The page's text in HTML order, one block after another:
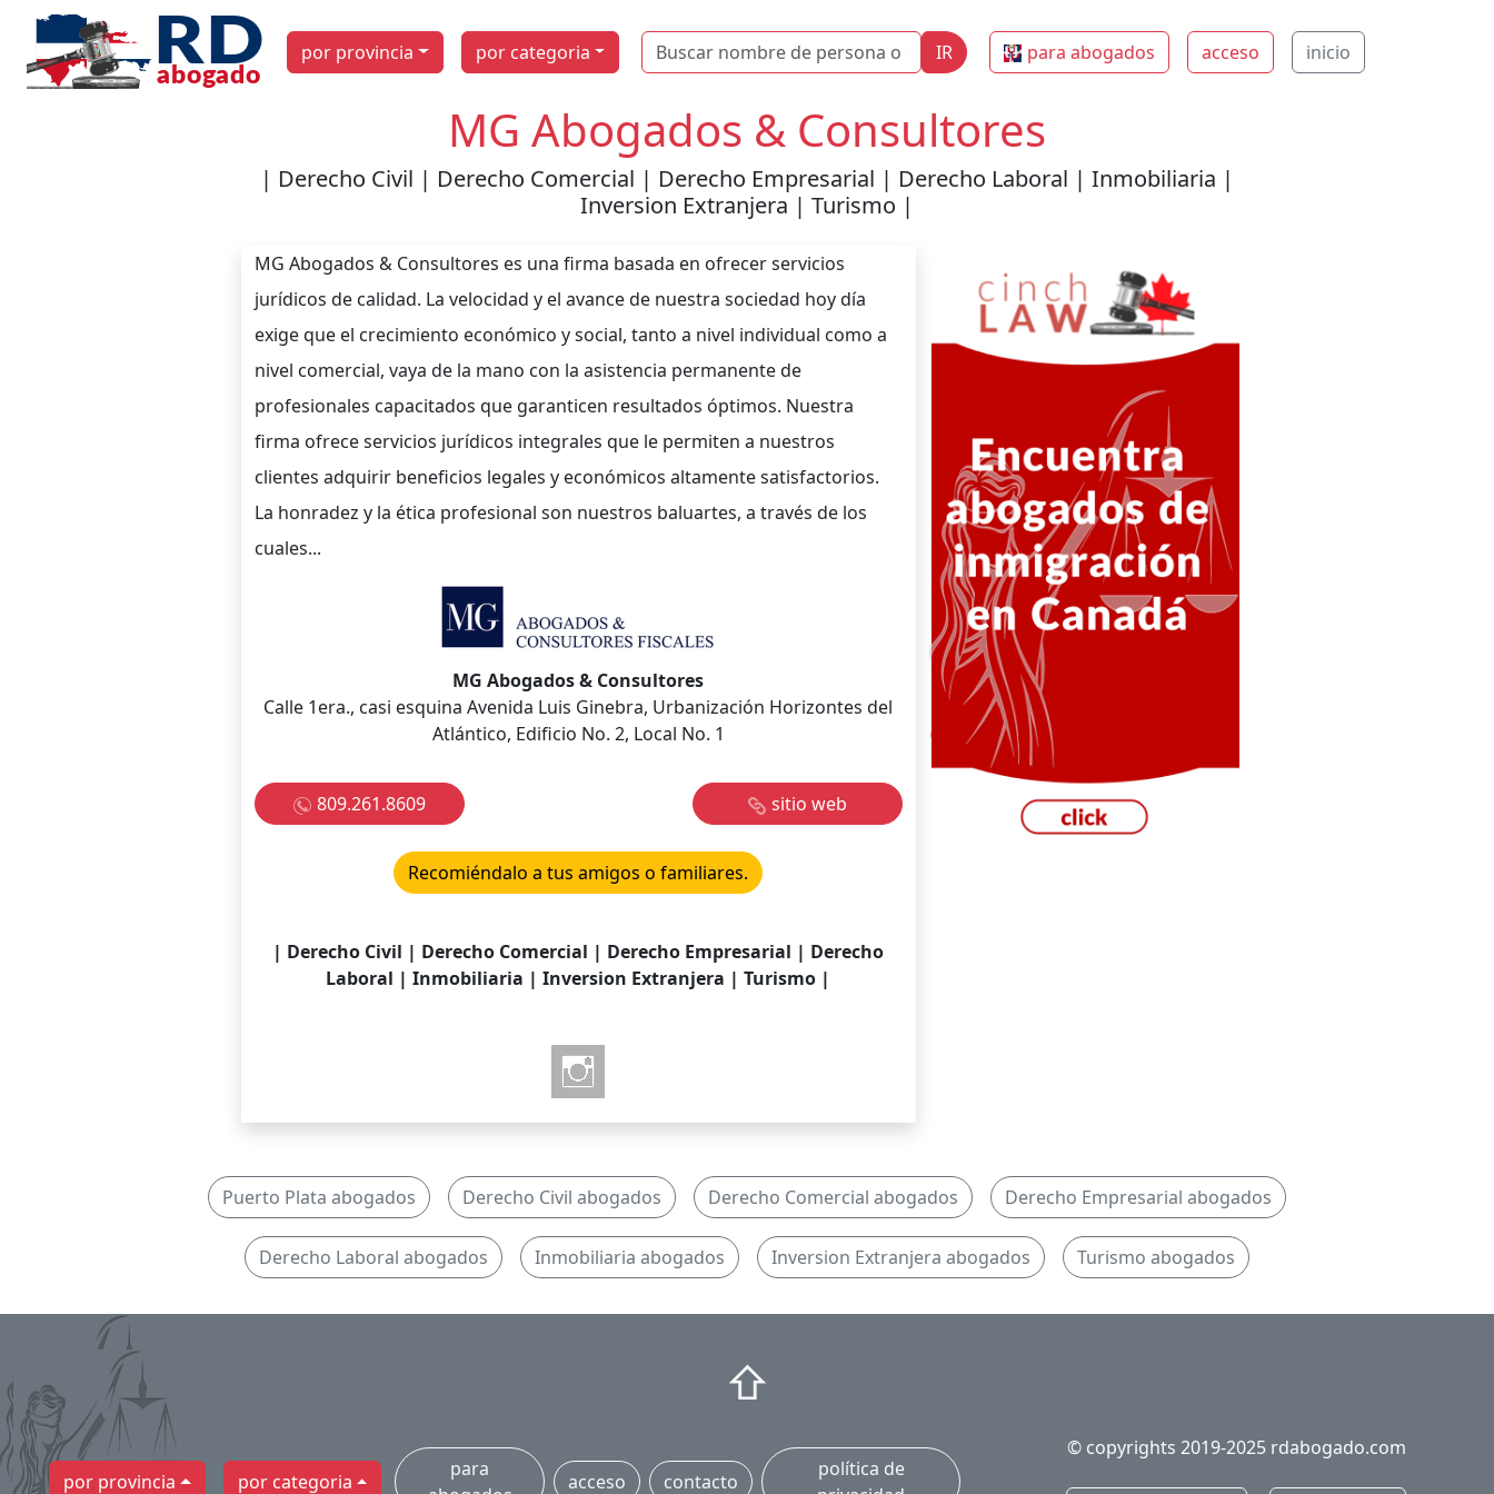
por provincia por categoria Name IR para abogados acceso inicio
MG Abogados & Consultores
| Derecho Civil | Derecho Comercial | Derecho Empresarial | Derecho Laboral | Inmobiliaria |
Inversion Extranjera | Turismo |
MG Abogados & Consultores es una firma basada en ofrecer servicios
jurídicos de calidad. La velocidad y el avance de nuestra sociedad hoy día
exige que el crecimiento económico y social, tanto a nivel individual como a
nivel comercial, vaya de la mano con la asistencia permanente de
profesionales capacitados que garanticen resultados óptimos. Nuestra
firma ofrece servicios jurídicos integrales que le permiten a nuestros
clientes adquirir beneficios legales y económicos altamente satisfactorios.
La honradez y la ética profesional son nuestros baluartes, a través de los
cuales...
MG Abogados & Consultores
Calle 1era., casi esquina Avenida Luis Ginebra, Urbanización Horizontes del
Atlántico, Edificio No. 2, Local No. 1
809.261.8609 sitio web
Recomiéndalo a tus amigos o familiares.
| Derecho Civil | Derecho Comercial | Derecho Empresarial | Derecho
Laboral | Inmobiliaria | Inversion Extranjera | Turismo |
Puerto Plata abogados Derecho Civil abogados Derecho Comercial abogados Derecho Empresarial abogados
Derecho Laboral abogados Inmobiliaria abogados Inversion Extranjera abogados Turismo abogados
⇧
por provincia por categoria
para
acceso contacto
política de
© copyrights 2019-2025 rdabogado.com